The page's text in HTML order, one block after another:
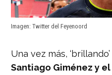
Imagen: Twitter del Feyenoord
Una vez más,
Santiago Giménez y